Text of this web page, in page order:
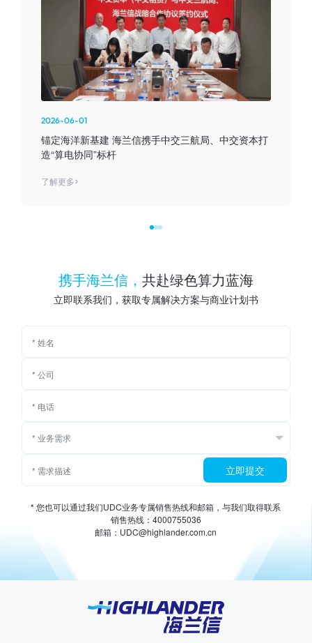
2026-06-01
锚定海洋新基建 海兰信携手中交三航局、中交资本打
造“算电协同”标杆
了解更多
携手海兰信， 共赴绿色算力蓝海
立即联系我们，获取专属解决方案与商业计划书
立即提交
* 您也可以通过我们UDC业务专属销售热线和邮箱，与我们取得联系
销售热线：4000755036
邮箱：UDC@highlander.com.cn